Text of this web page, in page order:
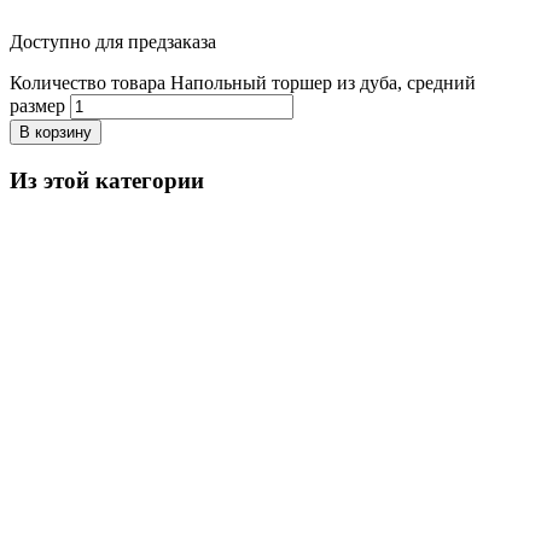
Доступно для предзаказа
Количество товара Напольный торшер из дуба, средний
размер
В корзину
Из этой категории